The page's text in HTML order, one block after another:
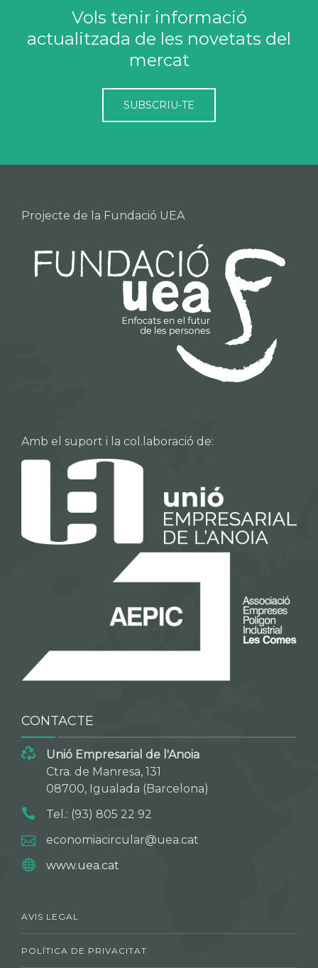
Vols tenir informació
actualitzada de les novetats del
mercat
SUBSCRIU-TE
Projecte de la Fundació UEA
Amb el suport i la col.laboració de:
CONTACTE
Unió Empresarial de l'Anoia
Ctra. de Manresa, 131
08700, Igualada (Barcelona)
Tel.: (93) 805 22 92
economiacircular@uea.cat
www.uea.cat
AVIS LEGAL
POLÍTICA DE PRIVACITAT